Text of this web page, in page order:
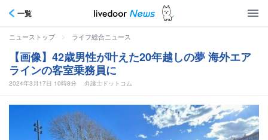
一覧
ニューストップ > ライフ総合ニュース
【画像】42歳男性が叶えた20年越しの夢 海外エア
ラインの客室乗務員に
2024年3月17日 10時8分 弁護士ドットコム